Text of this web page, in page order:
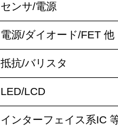
センサ/電源
電源/ダイオード/FET 他
抵抗/バリスタ
LED/LCD
インターフェイス系IC